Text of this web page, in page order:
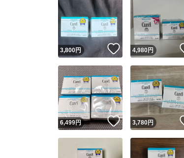
3,800円 いいね！
4,980円
6,499円 いいね！
3,780円